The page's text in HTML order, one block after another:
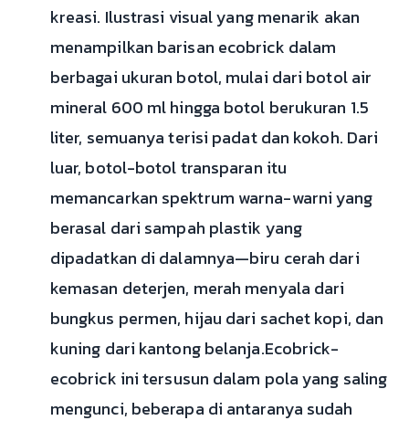
kreasi. Ilustrasi visual yang menarik akan
menampilkan barisan ecobrick dalam
berbagai ukuran botol, mulai dari botol air
mineral 600 ml hingga botol berukuran 1.5
liter, semuanya terisi padat dan kokoh. Dari
luar, botol-botol transparan itu
memancarkan spektrum warna-warni yang
berasal dari sampah plastik yang
dipadatkan di dalamnya—biru cerah dari
kemasan deterjen, merah menyala dari
bungkus permen, hijau dari sachet kopi, dan
kuning dari kantong belanja.Ecobrick-
ecobrick ini tersusun dalam pola yang saling
mengunci, beberapa di antaranya sudah